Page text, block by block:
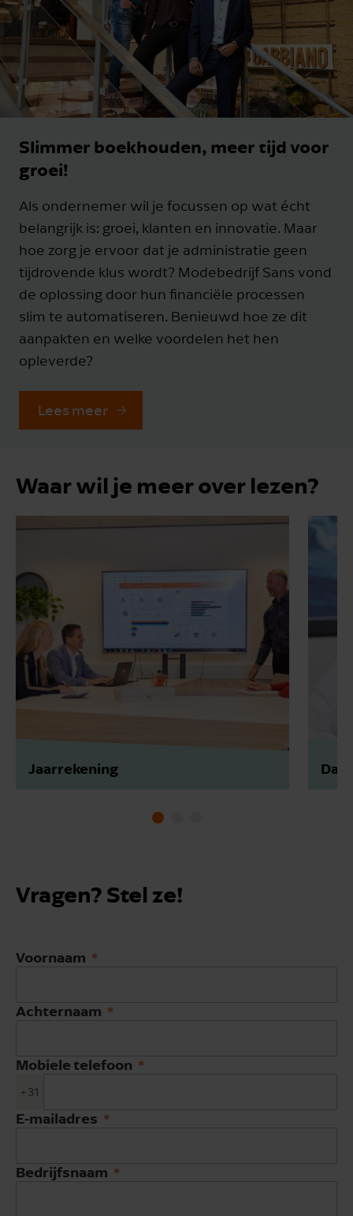
Slimmer boekhouden, meer tijd voor
groei!
Als ondernemer wil je focussen op wat écht
belangrijk is: groei, klanten en innovatie. Maar
hoe zorg je ervoor dat je administratie geen
tijdrovende klus wordt? Modebedrijf Sans vond
de oplossing door hun financiële processen
slim te automatiseren. Benieuwd hoe ze dit
aanpakten en welke voordelen het hen
opleverde?
Lees meer
Waar wil je meer over lezen?
Jaarrekening
Vragen? Stel ze!
Voornaam
Achternaam
Mobiele telefoon
+31
E-mailadres
Bedrijfsnaam